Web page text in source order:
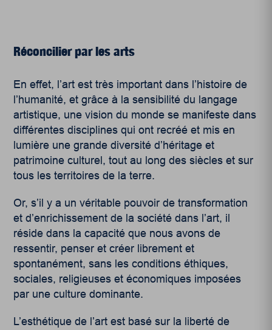
Réconcilier par les arts
En effet, l’art est très important dans l’histoire de
l’humanité, et grâce à la sensibilité du langage
artistique, une vision du monde se manifeste dans
différentes disciplines qui ont recréé et mis en
lumière une grande diversité d’héritage et
patrimoine culturel, tout au long des siècles et sur
tous les territoires de la terre.
Or, s’il y a un véritable pouvoir de transformation
et d’enrichissement de la société dans l’art, il
réside dans la capacité que nous avons de
ressentir, penser et créer librement et
spontanément, sans les conditions éthiques,
sociales, religieuses et économiques imposées
par une culture dominante.
L’esthétique de l’art est basé sur la liberté de